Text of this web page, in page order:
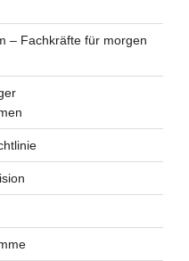
– Fachkräfte für morgen